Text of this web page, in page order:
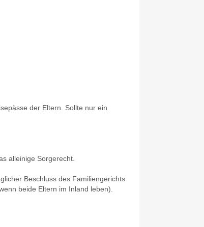
der Eltern. Sollte nur ein
alleinige Sorgerecht.
Beschluss des Familiengerichts
beide Eltern im Inland leben).